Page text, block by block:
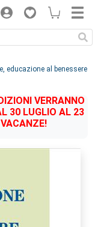
educazione al benessere
VERRANNO
30 LUGLIO AL 23